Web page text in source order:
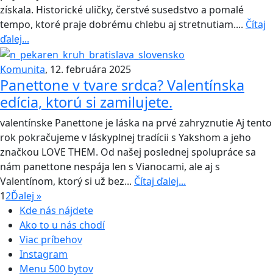
získala. Historické uličky, čerstvé susedstvo a pomalé
tempo, ktoré praje dobrému chlebu aj stretnutiam.... Čítaj
ďalej...
Komunita, 12. februára 2025
Panettone v tvare srdca? Valentínska
edícia, ktorú si zamilujete.
valentínske Panettone je láska na prvé zahryznutie Aj tento
rok pokračujeme v láskyplnej tradícii s Yakshom a jeho
značkou LOVE THEM. Od našej poslednej spolupráce sa
nám panettone nespája len s Vianocami, ale aj s
Valentínom, ktorý si už bez... Čítaj ďalej...
12Ďalej »
Kde nás nájdete
Ako to u nás chodí
Viac príbehov
Instagram
Menu 500 bytov